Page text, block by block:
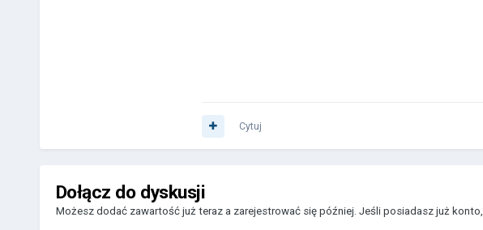
Cytuj
Dołącz do dyskusji
Możesz dodać zawartość już teraz a zarejestrować się później. Jeśli posiadasz już konto,